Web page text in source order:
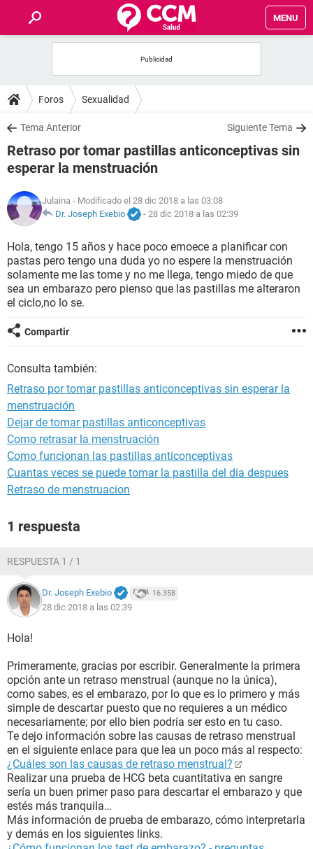
MENU
FOROS
SALUD
NUTRICIÓN
SEXUALIDAD
GLOSARIO
Foros Sexualidad
Tema Anterior Siguiente Tema
Retraso por tomar pastillas anticonceptivas sin
esperar la menstruación
Julaina - Modificado el 28 dic 2018 a las 03:08
Dr. Joseph Exebio
- 28 dic 2018 a las 02:39
Hola, tengo 15 años y hace poco emoece a planificar con
pastas pero tengo una duda yo no espere la menstruación
solamente me las tome y no me llega, tengo miedo de que
sea un embarazo pero pienso que las pastillas me alteraron
el ciclo,no lo se.
Compartir
Consulta también:
Retraso por tomar pastillas anticonceptivas sin esperar la
menstruación
Dejar de tomar pastillas anticonceptivas
Como retrasar la menstruación
Como funcionan las pastillas anticonceptivas
Cuantas veces se puede tomar la pastilla del dia despues
Retraso de menstruacion
1 respuesta
RESPUESTA 1 / 1
Dr. Joseph Exebio 16.358
28 dic 2018 a las 02:39
Hola!
Primeramente, gracias por escribir. Generalmente la primera
opción ante un retraso menstrual (aunque no la única),
como sabes, es el embarazo, por lo que es lo primero y más
simple de descartar puesto que no requieres a un médico
necesariamente; por ello bien podría ser esto en tu caso.
Te dejo información sobre las causas de retraso menstrual
en el siguiente enlace para que lea un poco más al respecto:
¿Cuáles son las causas de retraso menstrual?
Realizar una prueba de HCG beta cuantitativa en sangre
sería un buen primer paso para descartar el embarazo y que
estés más tranquila…
Más información de prueba de embarazo, cómo interpretarla
y demás en los siguientes links.